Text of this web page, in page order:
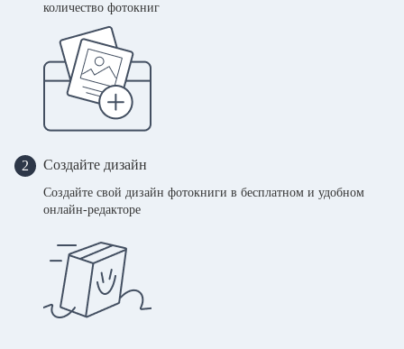
количество фотокниг
2 Создайте дизайн
Создайте свой дизайн фотокниги в бесплатном и удобном
онлайн-редакторе